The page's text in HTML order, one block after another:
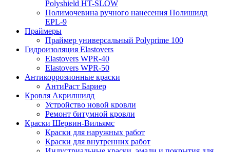
Polyshield HT-SLOW
Полимочевина ручного нанесения Полишилд
EPL-9
Праймеры
Праймер универсальный Polyprime 100
Гидроизоляция Elastovers
Elastovers WPR-40
Elastovers WPR-50
Антикоррозионные краски
АнтиРаст Бариер
Кровля Акрилшилд
Устройство новой кровли
Ремонт битумной кровли
Краски Шервин-Вильямс
Краски для наружных работ
Краски для внутренних работ